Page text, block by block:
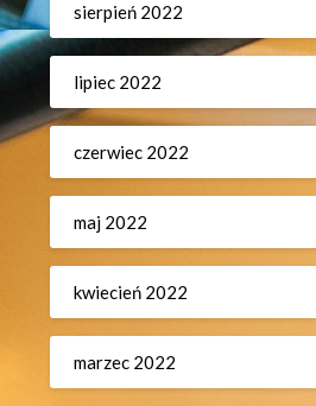
sierpień 2022
lipiec 2022
czerwiec 2022
maj 2022
kwiecień 2022
marzec 2022